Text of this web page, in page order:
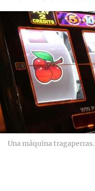
Una máquina tragaperras.